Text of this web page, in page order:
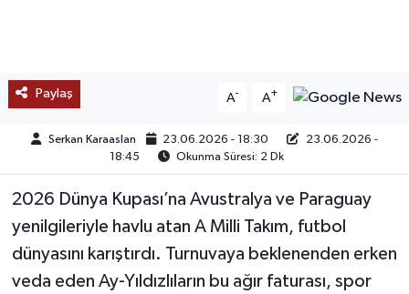
Paylaş A- A+
Serkan Karaaslan 23.06.2026 - 18:30
23.06.2026 -
18:45
Okunma Süresi: 2 Dk
2026 Dünya Kupası’na Avustralya ve Paraguay
yenilgileriyle havlu atan A Milli Takım, futbol
dünyasını karıştırdı. Turnuvaya beklenenden erken
veda eden Ay-Yıldızlıların bu ağır faturası, spor
OTOMOTİV
TEKNOLOJİ
YAŞAM
KÜLTÜR SANAT